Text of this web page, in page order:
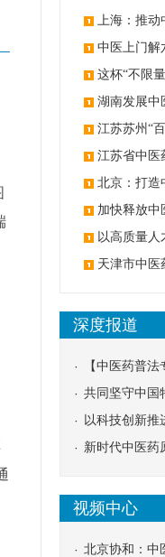
上海：推动
展 中医上门解
这杯“不限
湖南发展中
江苏苏州“
办 江苏省中医
北京：打造
加快释放中
以高质量人
天津市中医
深度报道
【中医药普
应告知煎服方
共同坚守中国
以科技创新推
新时代中医药
视频中心
北京协和：中